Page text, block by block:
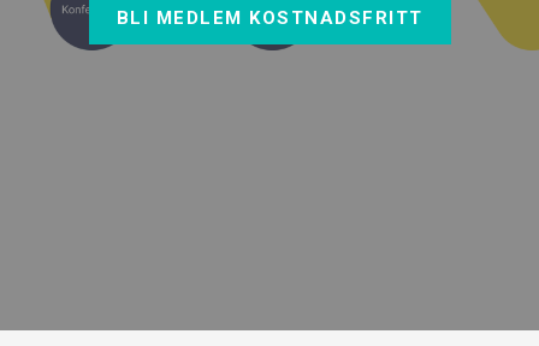
BLI MEDLEM KOSTNADSFRITT